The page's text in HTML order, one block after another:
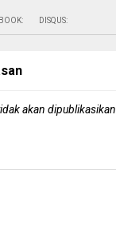
DISQUS:
akan dipublikasikan.